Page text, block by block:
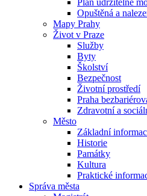
Plán udržitelné
Opuštěná a
Mapy Prahy
Život v Praze
Služby
Byty
Školství
Bezpečnost
Životní prostředí
Praha
Zdravotní a
Město
Základní
Historie
Památky
Kultura
Praktické
Správa města